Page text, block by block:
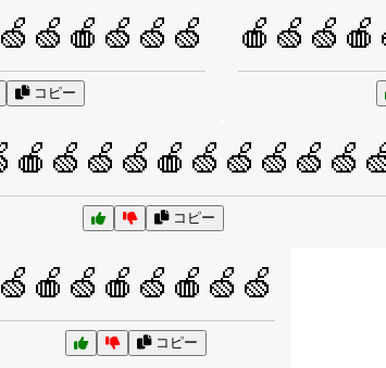
コピー
コピー
🍏🍎🍏🍎🍏🍎🍏🍏
コピー